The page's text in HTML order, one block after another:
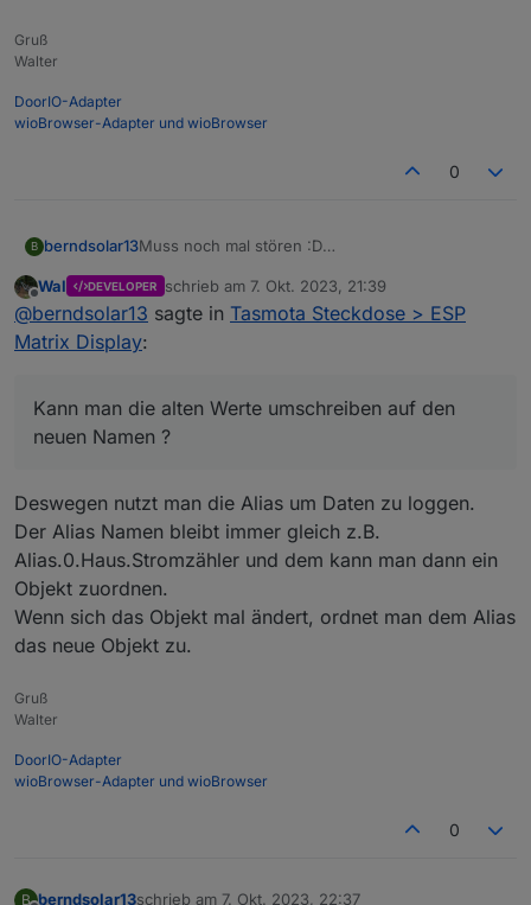
Gruß
Walter
DoorIO-Adapter
wioBrowser-Adapter und wioBrowser
0
B berndsolar13Muss noch mal stören :D
Entität im Sonoff Adapter geändert.
Bedeutet, es schreibt jetzt unter dem Namen
alt = sonoff.0.Stromzahler._Power_curr
neu = sonoff.0.Stromzahler.PZ_Power_curr
Kann man die alten Werte umschreiben auf den
neuen Namen ?
Offline
Wal DEVELOPER schrieb am 7. Okt. 2023, 21:39
zuletzt editiert von
@berndsolar13 sagte in Tasmota Steckdose > ESP
Matrix Display:
Kann man die alten Werte umschreiben auf den
neuen Namen ?
Deswegen nutzt man die Alias um Daten zu loggen.
Der Alias Namen bleibt immer gleich z.B.
Alias.0.Haus.Stromzähler und dem kann man dann ein
Objekt zuordnen.
Wenn sich das Objekt mal ändert, ordnet man dem Alias
das neue Objekt zu.
Gruß
Walter
DoorIO-Adapter
wioBrowser-Adapter und wioBrowser
0
B berndsolar13schrieb am 7. Okt. 2023, 22:37